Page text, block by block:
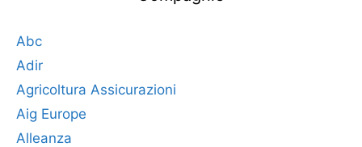
Abc
Adir
Agricoltura Assicurazioni
Aig Europe
Alleanza